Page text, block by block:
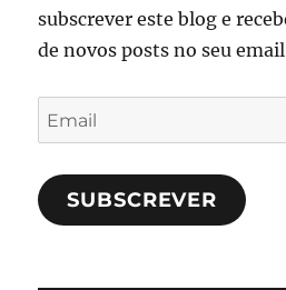
subscrever este blog e
de novos posts no seu
Email
SUBSCREVER